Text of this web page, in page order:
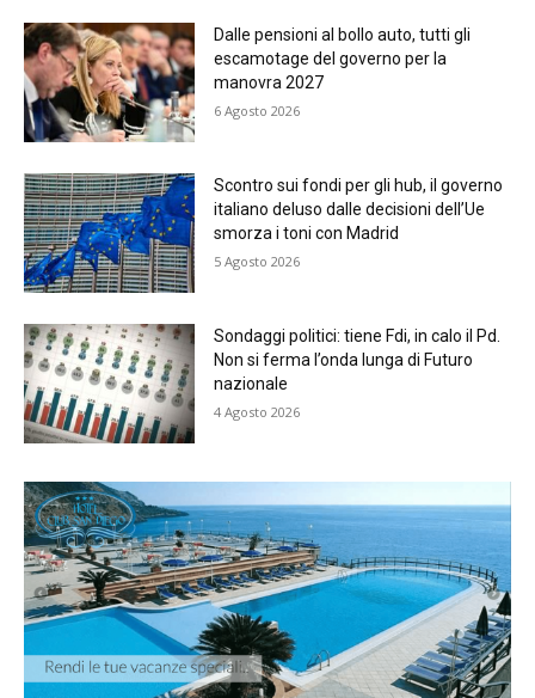
Dalle pensioni al bollo auto, tutti gli
escamotage del governo per la
manovra 2027
6 Agosto 2026
Scontro sui fondi per gli hub, il governo
italiano deluso dalle decisioni dell’Ue
smorza i toni con Madrid
5 Agosto 2026
Sondaggi politici: tiene Fdi, in calo il Pd.
Non si ferma l’onda lunga di Futuro
nazionale
4 Agosto 2026